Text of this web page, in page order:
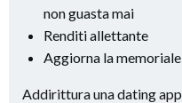
non guasta mai
Renditi allettante
Aggiorna la memoriale
Addirittura una dating